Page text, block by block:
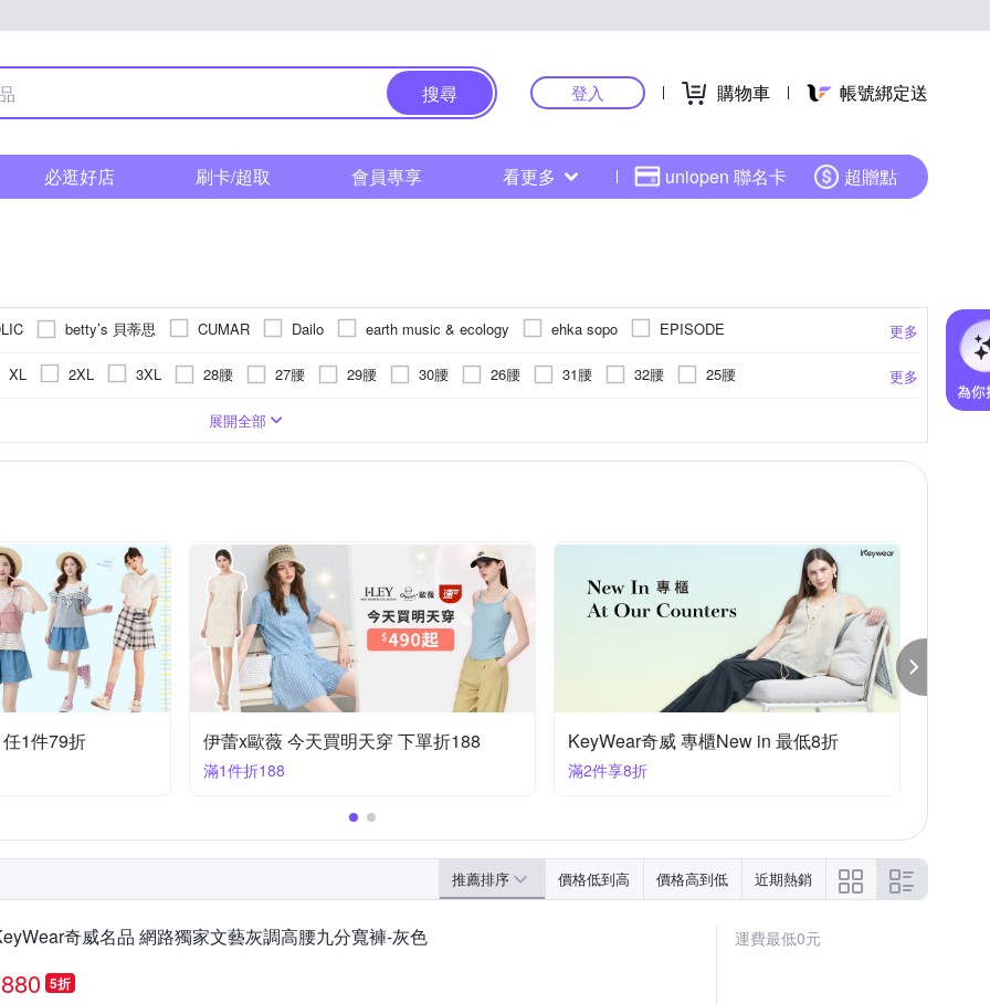
搜尋 登入 購物車 帳號綁定送
必逛好店 刷卡/超取 會員專享 看更多 uniopen 聯名卡 超贈點
更多
betty’s 貝蒂思 CUMAR Dailo earth music & ecology ehka sopo
EPISODE
Iris Girls 艾莉詩
JESSICA Jessica Red Just J’S Miss KeyWear 奇威名品
LUNG.L 林佳樺
獨身貴族
T.Life YUAN DONGLI 元動力
更多
XL 2XL 3XL 28腰 27腰 29腰 30腰 26腰 31腰 32腰
25腰
23腰
圖騰/塗鴉 印花
男友褲/錐形褲
裙子
展開全部
1件79折 伊蕾x歐薇 今天買明天穿 下單折188
滿1件折188
KeyWear奇威 專櫃New in 最低8折
滿2件享8折
推薦排序 價格低到高 價格高到低 近期熱銷
奇威名品 網路獨家文藝灰調高腰九分寬褲-灰色
880 5折
運費最低0元